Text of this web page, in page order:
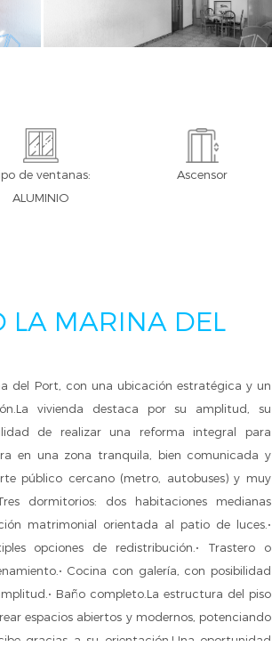
de ventanas:
ALUMINIO
Ascensor
LA MARINA DEL
del Port, con una ubicación estratégica y un
vivienda destaca por su amplitud, su
de realizar una reforma integral para
en una zona tranquila, bien comunicada y
público cercano (metro, autobuses) y muy
dormitorios: dos habitaciones medianas
matrimonial orientada al patio de luces.•
opciones de redistribución.• Trastero o
Cocina con galería, con posibilidad
Baño completo.La estructura del piso
espacios abiertos y modernos, potenciando
gracias a su orientación.Una oportunidad